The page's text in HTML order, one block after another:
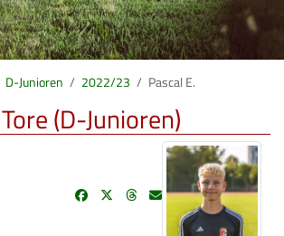
D-Junioren 2022/23 Pascal E.
(D-Junioren)